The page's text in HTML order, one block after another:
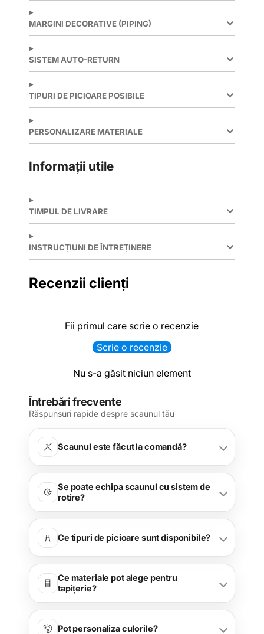
MARGINI DECORATIVE (PIPING)
SISTEM AUTO-RETURN
TIPURI DE PICIOARE POSIBILE
PERSONALIZARE MATERIALE
Informații utile
TIMPUL DE LIVRARE
INSTRUCȚIUNI DE ÎNTREȚINERE
Recenzii clienți
Fii primul care scrie o recenzie
Scrie o recenzie
Nu s-a găsit niciun element
Întrebări frecvente
Răspunsuri rapide despre scaunul tău
Scaunul este făcut la comandă?
Se poate echipa scaunul cu sistem de
rotire?
Ce tipuri de picioare sunt disponibile?
Ce materiale pot alege pentru
tapițerie?
Pot personaliza culorile?